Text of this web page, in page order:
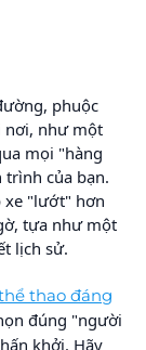
phuộc
nơi, như một
mọi "hàng
của bạn.
xe "lướt" hơn
tựa như một
lịch sử.
thao đáng
đúng "người
khởi. Hãy